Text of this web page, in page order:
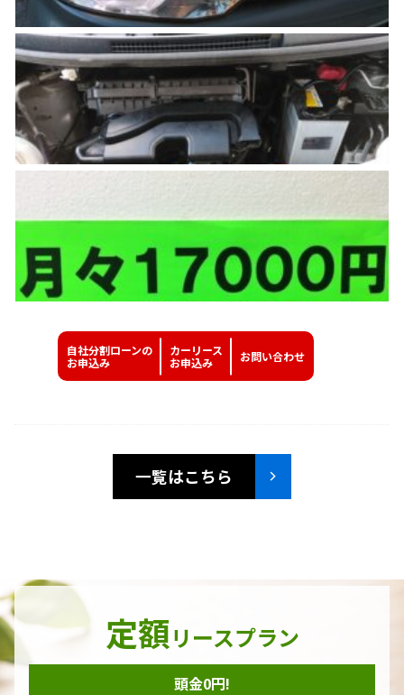
自社分割ローンの
お申込み
カーリース
お申込み
お問い合わせ
一覧はこちら
定額リースプラン
頭金0円!